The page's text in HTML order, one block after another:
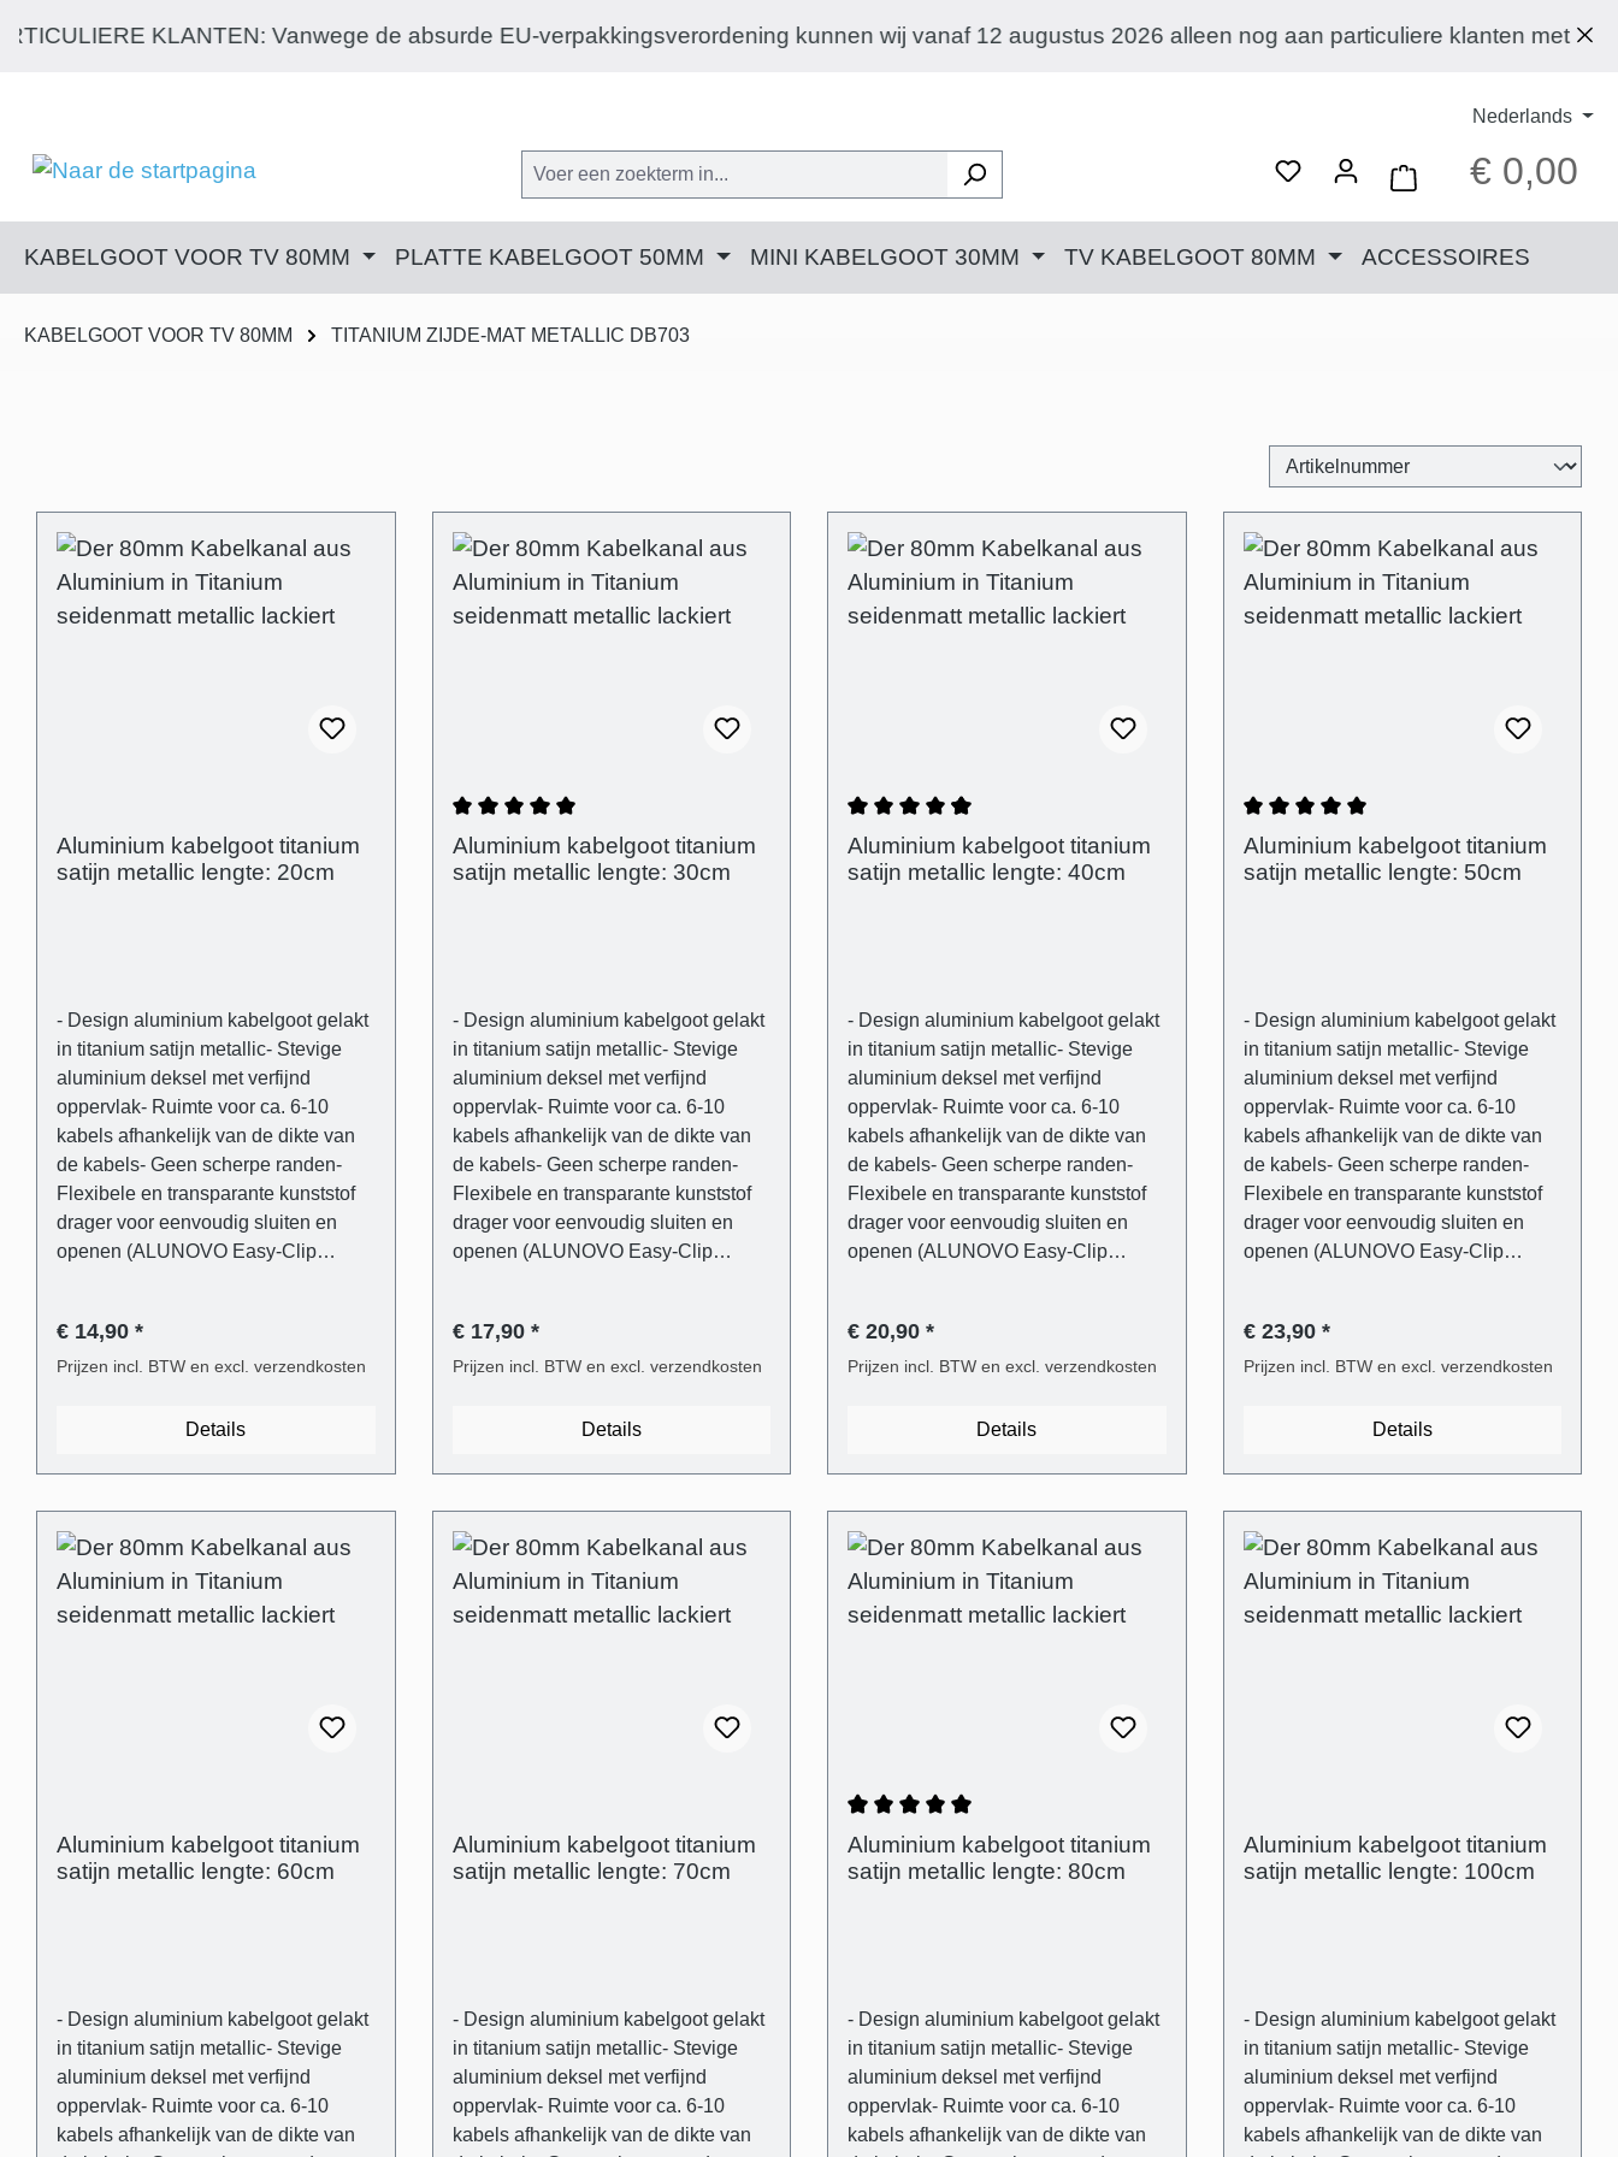
naar de hoofdinhoud
Ga naar de zoekopdracht
Ga naar de hoofdnavigatie
de absurde EU-verpakkingsverordening kunnen wij vanaf 12 augustus 2026 alleen nog aan particuliere klanten met een afleveradres in
Nederlands
€ 0,00
KABELGOOT VOOR TV 80MM PLATTE KABELGOOT 50MM MINI KABELGOOT 30MM TV KABELGOOT 80MM ACCESSOIRES
KABELGOOT VOOR TV 80MM TITANIUM ZIJDE-MAT METALLIC DB703
Aluminium kabelgoot titanium
satijn metallic lengte: 20cm
- Design aluminium kabelgoot gelakt
in titanium satijn metallic- Stevige
aluminium deksel met verfijnd
oppervlak- Ruimte voor ca. 6-10
kabels afhankelijk van de dikte van
de kabels- Geen scherpe randen-
Flexibele en transparante kunststof
drager voor eenvoudig sluiten en
openen (ALUNOVO Easy-Clip
pluggen, platkopschroeven)- Blik
eenvoudig in te korten met een
bestellen. Leveringsomvang - 1 stuk
kabelgootsteun van transparant
kunststof- Universele plug voor de
meest gangbare wandtypes- Phillips-
Technische producteigenschappen -
drager- Buitenafmetingen: (B): 80
mm (H) 21 mm - Binnenafmetingen
visueel te compenseren
(schaduwvoeg): 3 mm
€ 14,90 *
Prijzen incl. BTW en excl. verzendkosten
Details
Gemiddelde waardering van 5 van 5 sterren
Aluminium kabelgoot titanium
satijn metallic lengte: 30cm
- Design aluminium kabelgoot gelakt
in titanium satijn metallic- Stevige
aluminium deksel met verfijnd
oppervlak- Ruimte voor ca. 6-10
kabels afhankelijk van de dikte van
de kabels- Geen scherpe randen-
Flexibele en transparante kunststof
drager voor eenvoudig sluiten en
openen (ALUNOVO Easy-Clip
pluggen, platkopschroeven)- Blik
eenvoudig in te korten met een
bestellen. Leveringsomvang - 1 stuk
kabelgootsteun van transparant
kunststof- Universele plug voor de
meest gangbare wandtypes- Phillips-
Technische producteigenschappen -
drager- Buitenafmetingen: (B): 80
mm (H) 21 mm - Binnenafmetingen
visueel te compenseren
(schaduwvoeg): 3 mm
€ 17,90 *
Prijzen incl. BTW en excl. verzendkosten
Details
Gemiddelde waardering van 4.63 van 5 sterren
Aluminium kabelgoot titanium
satijn metallic lengte: 40cm
- Design aluminium kabelgoot gelakt
in titanium satijn metallic- Stevige
aluminium deksel met verfijnd
oppervlak- Ruimte voor ca. 6-10
kabels afhankelijk van de dikte van
de kabels- Geen scherpe randen-
Flexibele en transparante kunststof
drager voor eenvoudig sluiten en
openen (ALUNOVO Easy-Clip
pluggen, platkopschroeven)- Blik
eenvoudig in te korten met een
bestellen. Leveringsomvang - 1 stuk
kabelgootsteun van transparant
kunststof- Universele plug voor de
meest gangbare wandtypes- Phillips-
Technische producteigenschappen -
drager- Buitenafmetingen: (B): 80
mm (H) 21 mm - Binnenafmetingen
Afstand tussen de afdekking en de
visueel te compenseren
(schaduwvoeg): 3 mm
€ 20,90 *
Prijzen incl. BTW en excl. verzendkosten
Details
Gemiddelde waardering van 5 van
Aluminium kabelgoot titanium
satijn metallic lengte: 50cm
- Design aluminium kabelgoot gelakt
in titanium satijn metallic- Stevige
aluminium deksel met verfijnd
oppervlak- Ruimte voor ca. 6-10
kabels afhankelijk van de dikte van
de kabels- Geen scherpe randen-
Flexibele en transparante kunststof
drager voor eenvoudig sluiten en
openen (ALUNOVO Easy-Clip
pluggen, platkopschroeven)- Blik
eenvoudig in te korten met een
bestellen. Leveringsomvang - 1 stuk
kabelgootsteun van transparant
kunststof- Universele plug voor de
meest gangbare wandtypes- Phillips-
Technische producteigenschappen -
drager- Buitenafmetingen: (B): 80
mm (H) 21 mm - Binnenafmetingen
visueel te compenseren
(schaduwvoeg): 3 mm
€ 23,90 *
Prijzen incl. BTW en excl. verzendkosten
Details
Aluminium kabelgoot titanium
satijn metallic lengte: 60cm
- Design aluminium kabelgoot gelakt
in titanium satijn metallic- Stevige
aluminium deksel met verfijnd
oppervlak- Ruimte voor ca. 6-10
kabels afhankelijk van de dikte van
Aluminium kabelgoot titanium
satijn metallic lengte: 70cm
- Design aluminium kabelgoot gelakt
in titanium satijn metallic- Stevige
aluminium deksel met verfijnd
oppervlak- Ruimte voor ca. 6-10
kabels afhankelijk van de dikte van
Gemiddelde waardering van 5 van 5 sterren
Aluminium kabelgoot titanium
satijn metallic lengte: 80cm
- Design aluminium kabelgoot gelakt
in titanium satijn metallic- Stevige
aluminium deksel met verfijnd
oppervlak- Ruimte voor ca. 6-10
kabels afhankelijk van de dikte van
Aluminium kabelgoot titanium
satijn metallic lengte: 100cm
- Design aluminium kabelgoot gelakt
in titanium satijn metallic- Stevige
aluminium deksel met verfijnd
oppervlak- Ruimte voor ca. 6-10
kabels afhankelijk van de dikte van